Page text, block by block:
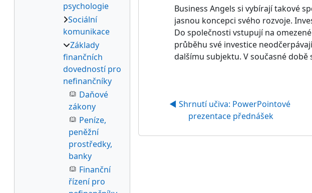
Business Angels si vybírají takové
jasnou koncepci svého rozvoje.
Do společnosti vstupují na
průběhu své investice
dalšímu subjektu. V současné době
◀︎ Shrnutí učiva: PowerPointové
prezentace přednášek
psychologie
Sociální
komunikace
Základy
finančních
dovedností pro
nefinančníky
Daňové
zákony
Peníze,
peněžní
prostředky,
banky
Finanční
řízení pro